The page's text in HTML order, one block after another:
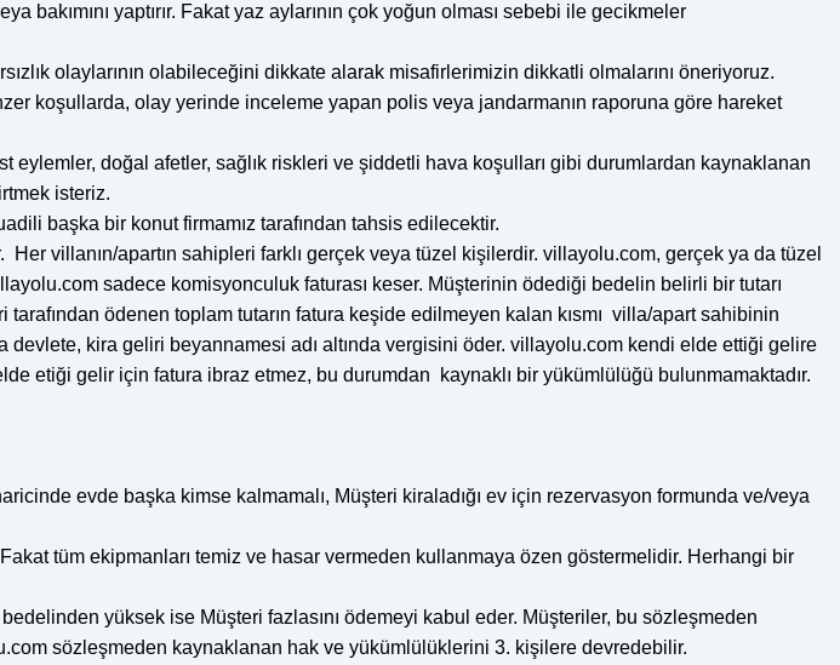
bakımını yaptırır. Fakat yaz aylarının çok yoğun olması sebebi ile gecikmeler
olaylarının olabileceğini dikkate alarak misafirlerimizin dikkatli olmalarını öneriyoruz.
koşullarda, olay yerinde inceleme yapan polis veya jandarmanın raporuna göre hareket
doğal afetler, sağlık riskleri ve şiddetli hava koşulları gibi durumlardan kaynaklanan
isteriz.
başka bir konut firmamız tarafından tahsis edilecektir.
villanın/apartın sahipleri farklı gerçek veya tüzel kişilerdir. villayolu.com, gerçek ya da tüzel
sadece komisyonculuk faturası keser. Müşterinin ödediği bedelin belirli bir tutarı
ödenen toplam tutarın fatura keşide edilmeyen kalan kısmı villa/apart sahibinin
kira geliri beyannamesi adı altında vergisini öder. villayolu.com kendi elde ettiği gelire
etiği gelir için fatura ibraz etmez, bu durumdan kaynaklı bir yükümlülüğü bulunmamaktadır.
evde başka kimse kalmamalı, Müşteri kiraladığı ev için rezervasyon formunda ve/veya
tüm ekipmanları temiz ve hasar vermeden kullanmaya özen göstermelidir. Herhangi bir
yüksek ise Müşteri fazlasını ödemeyi kabul eder. Müşteriler, bu sözleşmeden
sözleşmeden kaynaklanan hak ve yükümlülüklerini 3. kişilere devredebilir.